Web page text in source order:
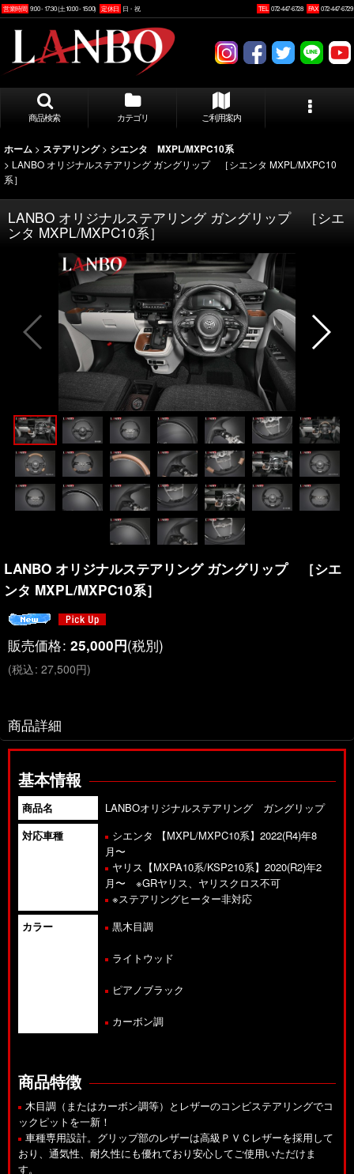
営業時間 9:00 - 17:30 (土10:00 - 15:00) 定休日 日・祝 TEL 072-447-6728 FAX 072-447-6729
商品検索 カテゴリ ご利用案内
ホーム > ステアリング > シエンタ MXPL/MXPC10系
> LANBO オリジナルステアリング ガングリップ ［シエンタ MXPL/MXPC10
系］
LANBO オリジナルステアリング ガングリップ ［シエ
ンタ MXPL/MXPC10系］
LANBO オリジナルステアリング ガングリップ ［シエ
ンタ MXPL/MXPC10系］
販売価格: 25,000円(税別)
(税込: 27,500円)
商品詳細
基本情報
商品名
LANBOオリジナルステアリング ガングリップ
対応車種
シエンタ 【MXPL/MXPC10系】2022(R4)年8
月〜
ヤリス【MXPA10系/KSP210系】2020(R2)年2
月〜 ※GRヤリス、ヤリスクロス不可
※ステアリングヒーター非対応
カラー
黒木目調
ライトウッド
ピアノブラック
カーボン調
商品特徴
木目調（またはカーボン調等）とレザーのコンビステアリングでコ
ックピットを一新！
車種専用設計。グリップ部のレザーは高級ＰＶＣレザーを採用して
おり、通気性、耐久性にも優れており安心してご使用いただけま
す。